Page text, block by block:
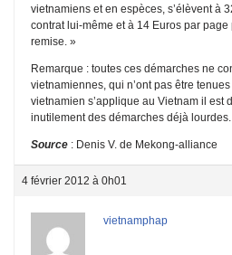
vietnamiens et en espèces, s’élèvent à
contrat lui-même et à 14 Euros par
remise. »
Remarque : toutes ces démarches ne
vietnamiennes, qui n’ont pas être
vietnamien s’applique au Vietnam il est
inutilement des démarches déjà lourdes.
Source : Denis V. de Mekong-alliance
4 février 2012 à 0h01
vietnamphap